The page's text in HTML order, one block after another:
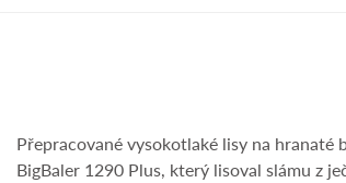
Přepracované vysokotlaké lisy na
BigBaler 1290 Plus, který lisoval slámu z